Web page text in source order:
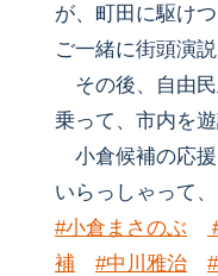
が、町田に駆け
ご一緒に街頭演
その後、自由民
乗って、市内を
小倉候補の応援
いらっしゃって
#小倉まさのぶ
補
#中川雅治